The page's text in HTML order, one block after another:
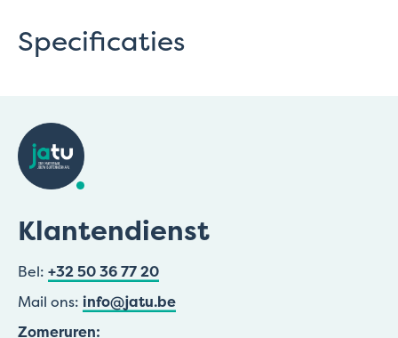
Specificaties
Klantendienst
Bel: +32 50 36 77 20
Mail ons: info@jatu.be
Zomeruren: